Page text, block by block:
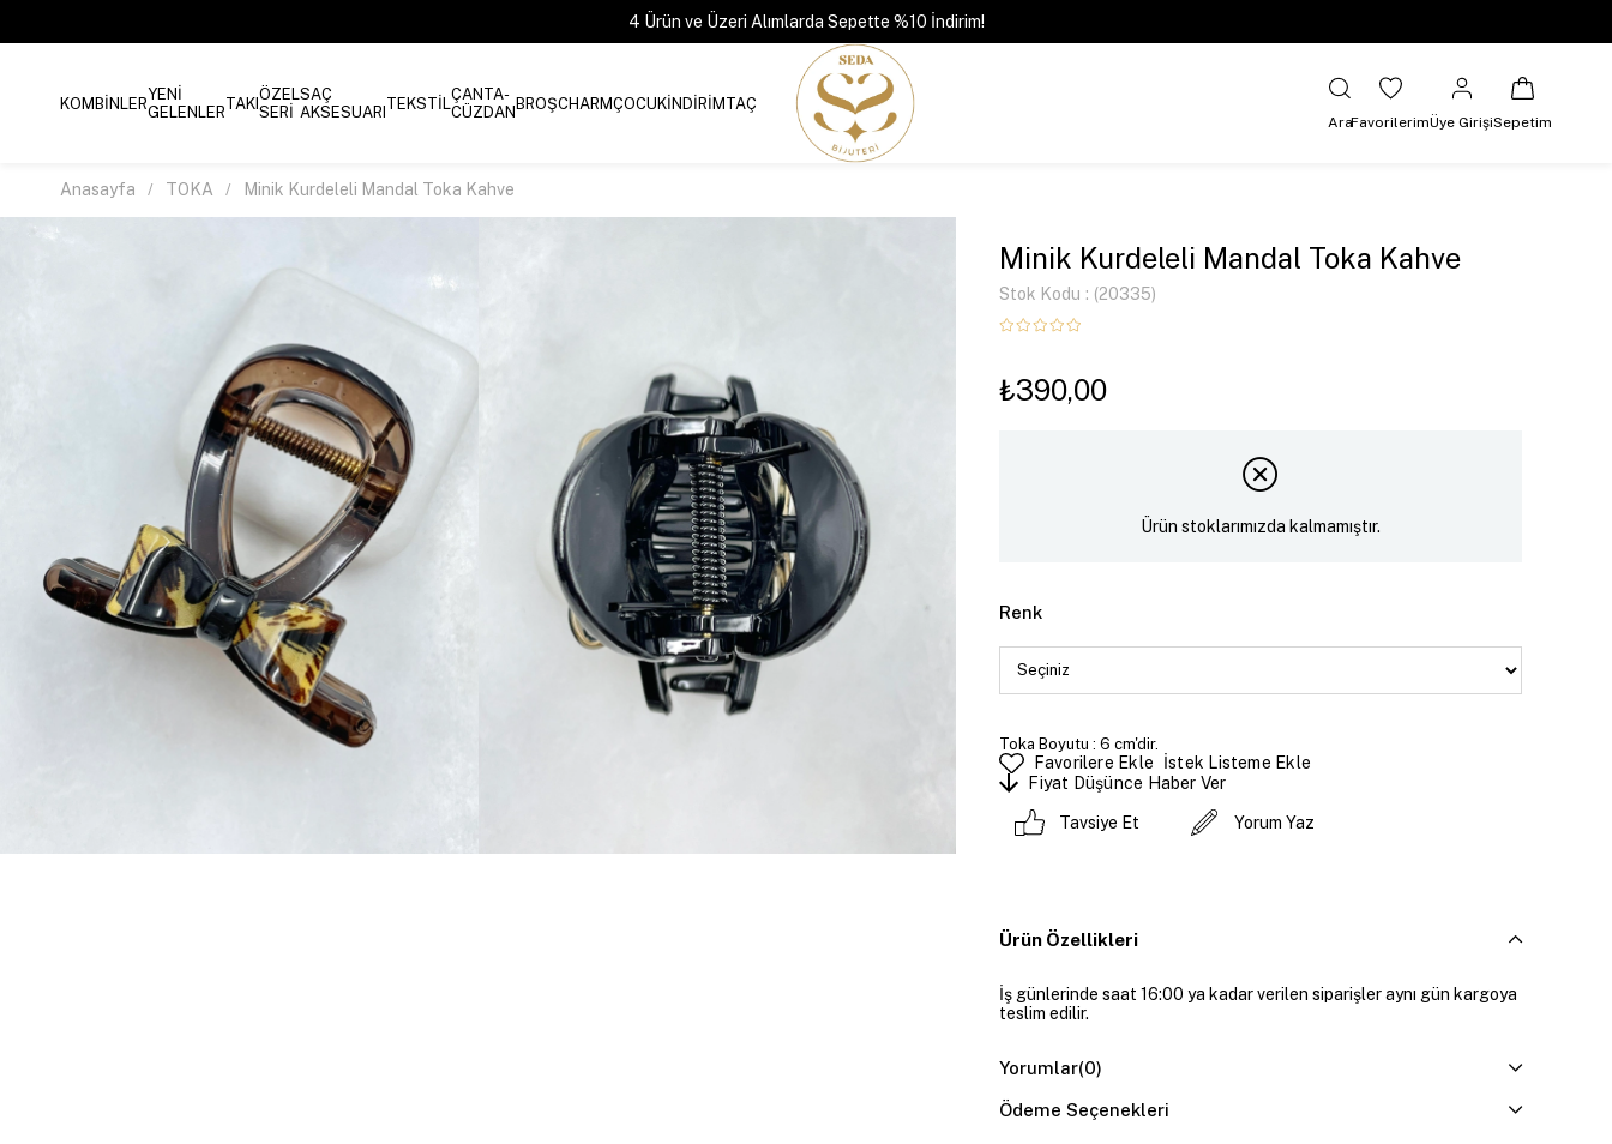
4 Ürün ve Üzeri Alımlarda Sepette %10 İndirim!
KOMBİNLERYENİ
GELENLERTAKIÖZEL
SERİ
SAÇ
AKSESUARI TEKSTİLÇANTA-
CÜZDANBROŞCHARMÇOCUKİNDİRİMTAÇ
AraFavorilerimÜye GirişiSepetim
Anasayfa TOKA Minik Kurdeleli Mandal Toka Kahve
Minik Kurdeleli Mandal Toka Kahve
Stok Kodu (20335)
₺390,00
Ürün stoklarımızda kalmamıştır.
Renk
Toka Boyutu : 6 cm'dir.
Favorilere Ekle
İstek Listeme Ekle
Fiyat Düşünce Haber Ver
Tavsiye Et Yorum Yaz
Ürün Özellikleri
İş günlerinde saat 16:00 ya kadar verilen siparişler aynı gün kargoya
teslim edilir.
Yorumlar(0)
Ödeme Seçenekleri